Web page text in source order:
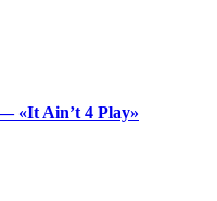
«It Ain’t 4 Play»